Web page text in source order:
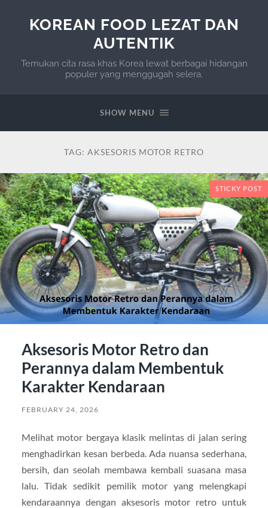
KOREAN FOOD LEZAT DAN
AUTENTIK
Temukan cita rasa khas Korea lewat berbagai hidangan
populer yang menggugah selera.
SHOW MENU
TAG: AKSESORIS MOTOR RETRO
STICKY POST
Aksesoris Motor Retro dan
Perannya dalam Membentuk
Karakter Kendaraan
FEBRUARY 24, 2026
Melihat motor bergaya klasik melintas di jalan sering
menghadirkan kesan berbeda. Ada nuansa sederhana,
bersih, dan seolah membawa kembali suasana masa
lalu. Tidak sedikit pemilik motor yang melengkapi
kendaraannya dengan aksesoris motor retro untuk